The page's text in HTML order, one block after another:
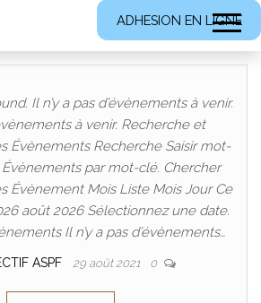
ADHESION EN LIGNE
Il n’y a pas d’évènements à venir.
à venir. Recherche et
Évènements Recherche Saisir mot-
par mot-clé. Chercher
Évènement Mois Liste Mois Jour Ce
août 2026 Sélectionnez une date.
Il n’y a pas d’évènements…
ASPF 29 août 2021 0